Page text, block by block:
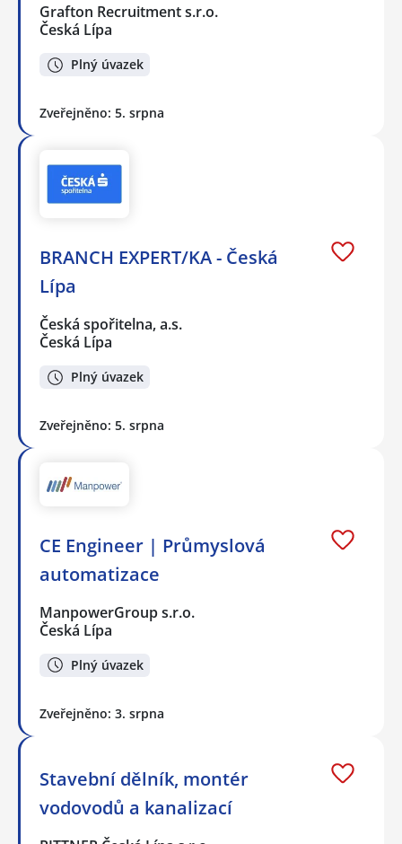
Grafton Recruitment s.r.o.
Česká Lípa
Plný úvazek
Zveřejněno: 5. srpna
BRANCH EXPERT/KA - Česká
Lípa
Česká spořitelna, a.s.
Česká Lípa
Plný úvazek
Zveřejněno: 5. srpna
CE Engineer | Průmyslová
automatizace
ManpowerGroup s.r.o.
Česká Lípa
Plný úvazek
Zveřejněno: 3. srpna
Stavební dělník, montér
vodovodů a kanalizací